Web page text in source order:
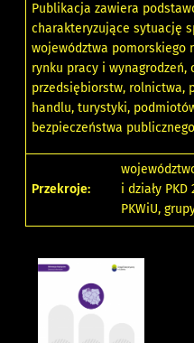
Publikacja zawiera
charakteryzujące sytuację
województwa pomorskiego
rynku pracy i wynagrodzeń,
przedsiębiorstw, rolnictwa,
handlu, turystyki,
bezpieczeństwa
Przekroje:
i działy
PKWiU,